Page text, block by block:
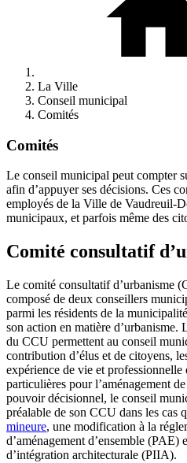
La Ville
Conseil municipal
Comités
Comités
Le conseil municipal peut compter
afin d’appuyer ses décisions. Ces
employés de la Ville de Vaudreuil-
municipaux, et parfois même des
Comité consultatif
Le comité consultatif d’urbanisme
composé de deux conseillers
parmi les résidents de la
son action en matière d’urbanisme.
du CCU permettent au conseil
contribution d’élus et de citoyens,
expérience de vie et professionnelle
particulières pour l’aménagement
pouvoir décisionnel, le conseil
préalable de son CCU dans les cas
mineure, une modification à la
d’aménagement d’ensemble (PAE)
d’intégration architecturale (PIIA).